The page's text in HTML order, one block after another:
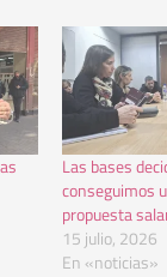
Las bases
conseguimos
propuesta
15 julio, 2026
En «noticias»